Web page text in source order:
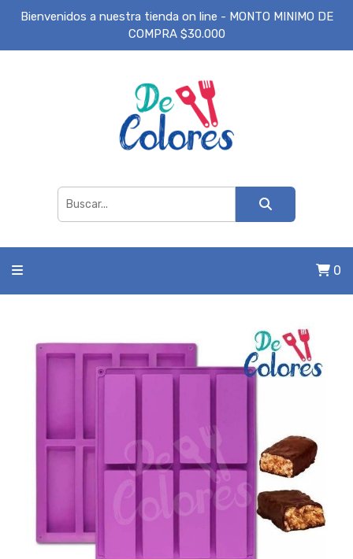
Bienvenidos a nuestra tienda on line - MONTO MINIMO DE
COMPRA $30.000
0